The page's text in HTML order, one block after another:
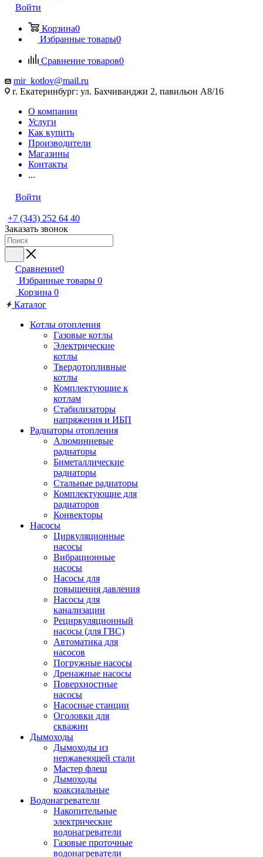
Войти
Корзина0
Избранные товары0
Сравнение товаров0
mir_kotlov@mail.ru
г. Екатеринбург: ул. Бахчиванджи 2, павильон А8/16
О компании
Услуги
Как купить
Производители
Магазины
Контакты
...
Войти
+7 (343) 252 64 40
Заказать звонок
Сравнение0
Избранные товары 0
Корзина 0
Каталог
Котлы отопления
Газовые котлы
Электрические
котлы
Твердотопливные
котлы
Комплектующие к
котлам
Стабилизаторы
напряжения и ИБП
Радиаторы отопления
Алюминиевые
радиаторы
Биметаллические
радиаторы
Стальные радиаторы
Комплектующие для
радиаторов
Конвекторы
Насосы
Циркуляционные
насосы
Вибрационные
насосы
Насосы для
повышения давления
Насосы для
канализации
Рециркуляционный
насосы (для ГВС)
Автоматика для
насосов
Погружные насосы
Дренажные насосы
Поверхностные
насосы
Насосные станции
Оголовки для
скважин
Дымоходы
Дымоходы из
нержавеющей стали
Мастер флеш
Дымоходы
коаксиальные
Водонагреватели
Накопительные
электрические
водонагреватели
Газовые проточные
водонагреватели